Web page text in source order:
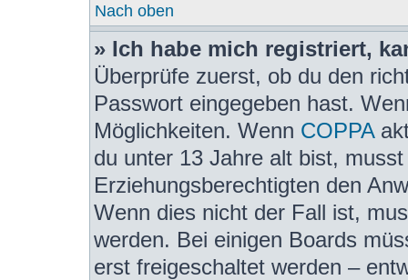
Nach oben
» Ich habe mich registriert,
Überprüfe zuerst, ob du den
Passwort eingegeben hast.
Möglichkeiten. Wenn COPPA
du unter 13 Jahre alt bist,
Erziehungsberechtigten den
Wenn dies nicht der Fall ist,
werden. Bei einigen Boards
erst freigeschaltet werden –